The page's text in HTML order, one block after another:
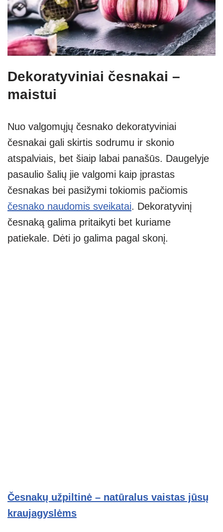
Dekoratyviniai česnakai –
maistui
Nuo valgomųjų česnako dekoratyviniai
česnakai gali skirtis sodrumu ir skonio
atspalviais, bet šiaip labai panašūs. Daugelyje
pasaulio šalių jie valgomi kaip įprastas
česnakas bei pasižymi tokiomis pačiomis
česnako naudomis sveikatai. Dekoratyvinį
česnaką galima pritaikyti bet kuriame
patiekale. Dėti jo galima pagal skonį.
Česnakų užpiltinė – natūralus vaistas jūsų
kraujagyslėms